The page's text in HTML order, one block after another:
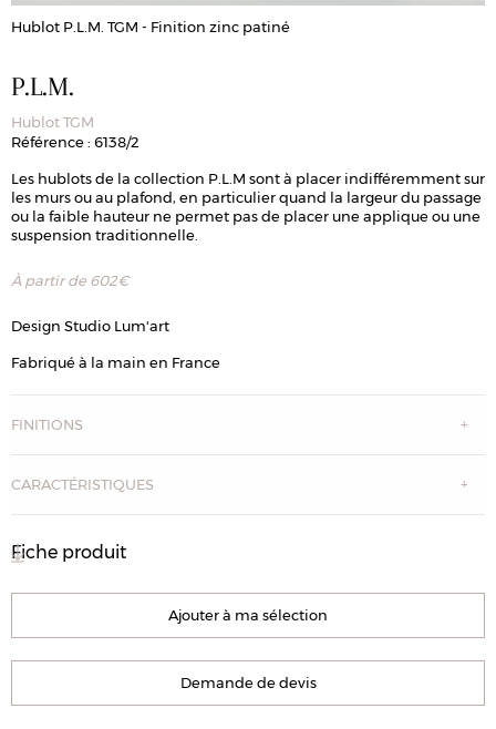
Hublot P.L.M. TGM - Finition zinc patiné
P.L.M.
Hublot TGM
Référence : 6138/2
Les hublots de la collection P.L.M sont à placer indifféremment sur
les murs ou au plafond, en particulier quand la largeur du passage
ou la faible hauteur ne permet pas de placer une applique ou une
suspension traditionnelle.
À partir de 602€
Design Studio Lum'art
Fabriqué à la main en France
FINITIONS
CARACTÉRISTIQUES
Fiche produit
Ajouter à ma sélection
Demande de devis